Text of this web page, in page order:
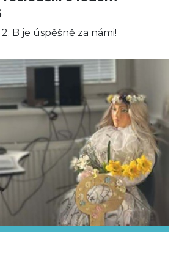
B je úspěšně za námi!